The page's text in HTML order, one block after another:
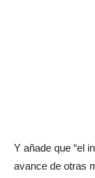
Y añade que “el
avance de otras